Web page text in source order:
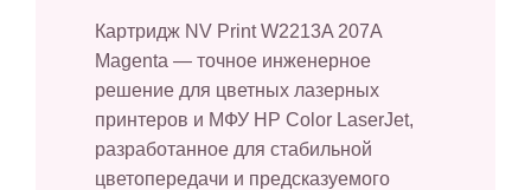
Картридж NV Print W2213A 207A
Magenta — точное инженерное
решение для цветных лазерных
принтеров и МФУ HP Color LaserJet,
разработанное для стабильной
цветопередачи и предсказуемого